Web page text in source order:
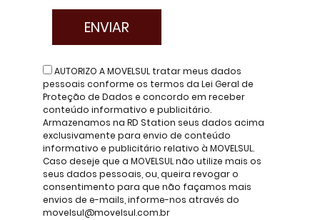
AUTORIZO A MOVELSUL tratar meus dados
pessoais conforme os termos da Lei Geral de
Proteção de Dados e concordo em receber
conteúdo informativo e publicitário.
Armazenamos na RD Station seus dados acima
exclusivamente para envio de conteúdo
informativo e publicitário relativo à MOVELSUL.
Caso deseje que a MOVELSUL não utilize mais os
seus dados pessoais, ou, queira revogar o
consentimento para que não façamos mais
envios de e-mails, informe-nos através do
movelsul@movelsul.com.br